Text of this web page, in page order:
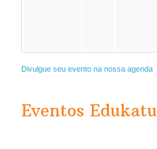
Divulgue seu evento na nossa agenda
Eventos Edukatu